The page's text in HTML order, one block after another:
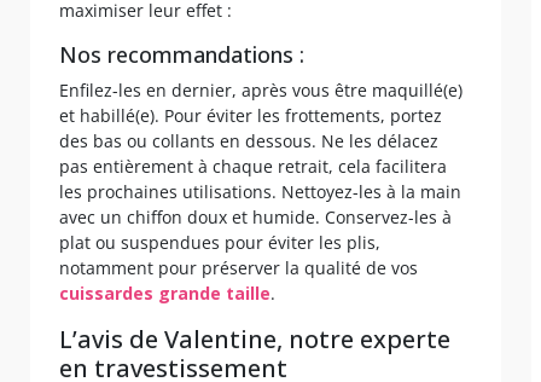
maximiser leur effet :
Nos recommandations :
Enfilez-les en dernier, après vous être maquillé(e)
et habillé(e). Pour éviter les frottements, portez
des bas ou collants en dessous. Ne les délacez
pas entièrement à chaque retrait, cela facilitera
les prochaines utilisations. Nettoyez-les à la main
avec un chiffon doux et humide. Conservez-les à
plat ou suspendues pour éviter les plis,
notamment pour préserver la qualité de vos
cuissardes grande taille.
L’avis de Valentine, notre experte
en travestissement